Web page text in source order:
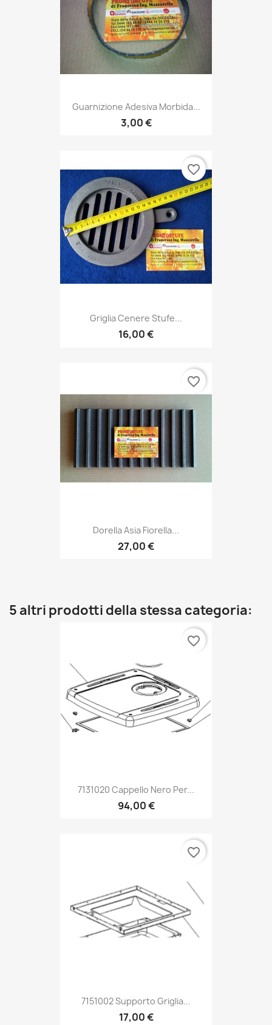
Guarnizione Adesiva Morbida...
3,00 €
Griglia Cenere Stufe...
16,00 €
favorite_border
Dorella Asia Fiorella...
27,00 €
favorite_border
5 altri prodotti della stessa categoria:
7131020 Cappello Nero Per...
94,00 €
favorite_border
7151002 Supporto Griglia...
17,00 €
favorite_border